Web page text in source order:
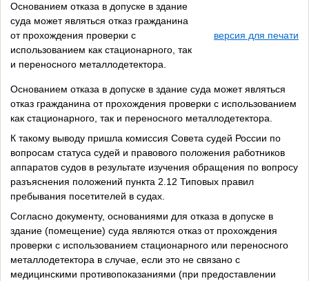
Основанием отказа в допуске в здание
суда может являться отказ гражданина
от прохождения проверки с
использованием как стационарного, так
и переносного металлодетектора.
версия для печати
Основанием отказа в допуске в здание суда может являться
отказ гражданина от прохождения проверки с использованием
как стационарного, так и переносного металлодетектора.
К такому выводу пришла комиссия Совета судей России по
вопросам статуса судей и правового положения работников
аппаратов судов в результате изучения обращения по вопросу
разъяснения положений пункта 2.12 Типовых правил
пребывания посетителей в судах.
Согласно документу, основаниями для отказа в допуске в
здание (помещение) суда являются отказ от прохождения
проверки с использованием стационарного или переносного
металлодетектора в случае, если это не связано с
медицинскими противопоказаниями (при предоставлении